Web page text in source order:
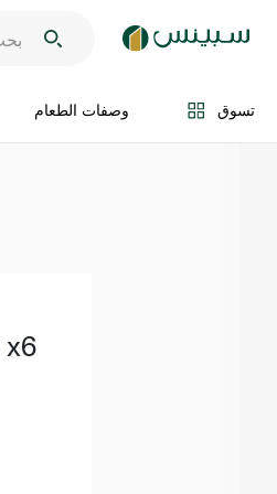
تسوق وصفات الطعام
اضف الى السلة
فيجي مياه ارتوازية 330 مل x6